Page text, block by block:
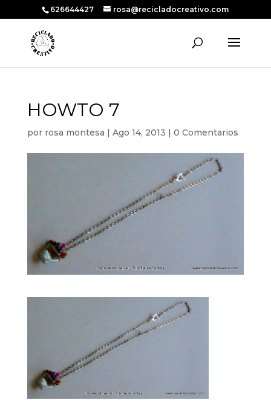
626644427 rosa@recicladocreativo.com
HOWTO 7
por rosa montesa | Ago 14, 2013 | 0 Comentarios